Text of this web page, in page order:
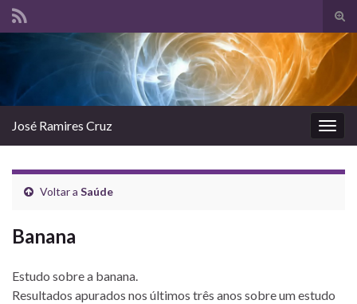
Search for:
José Ramires Cruz
Voltar a Saúde
Banana
Estudo sobre a banana.
Resultados apurados nos últimos três anos sobre um estudo